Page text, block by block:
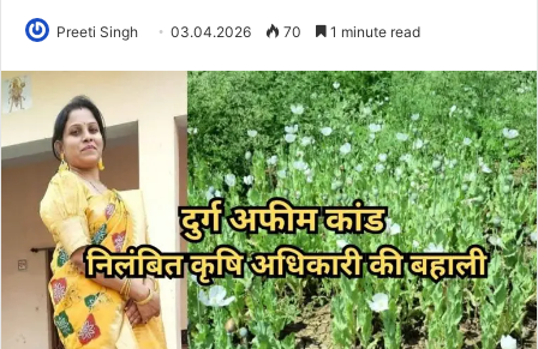
Preeti Singh 03.04.2026 70 1 minute read